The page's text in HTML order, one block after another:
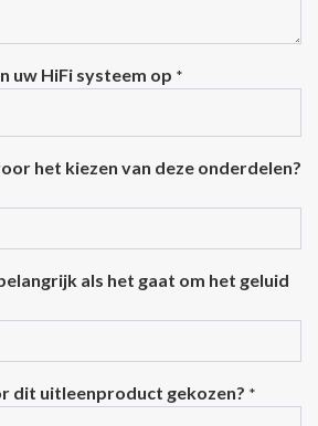
uw HiFi systeem op *
het kiezen van deze onderdelen?
als het gaat om het geluid
dit uitleenproduct gekozen? *